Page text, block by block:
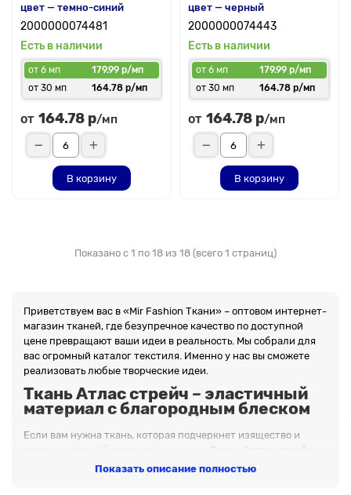
цвет — темно-синий
2000000074481
Есть в наличии
от 6 мп
179.99 р/мп
от 30 мп
164.78 р/мп
от 164.78 р/мп
В корзину
цвет — черный
2000000074443
Есть в наличии
от 6 мп
179.99 р/мп
от 30 мп
164.78 р/мп
от 164.78 р/мп
В корзину
Показано с 1 по 18 из 18 (всего 1 страниц)
Приветствуем вас в «Mir Fashion Ткани» – оптовом интернет-
магазин тканей, где безупречное качество по доступной
цене превращают ваши идеи в реальность. Мы собрали для
вас огромный каталог текстиля. Именно у нас вы сможете
реализовать любые творческие идеи.
Ткань Атлас стрейч – эластичный
материал с благородным блеском
Если вам нужна ткань, которая подчеркнет изящество и
Этот материал станет отличной основой для пошива одежды
Показать описание полностью